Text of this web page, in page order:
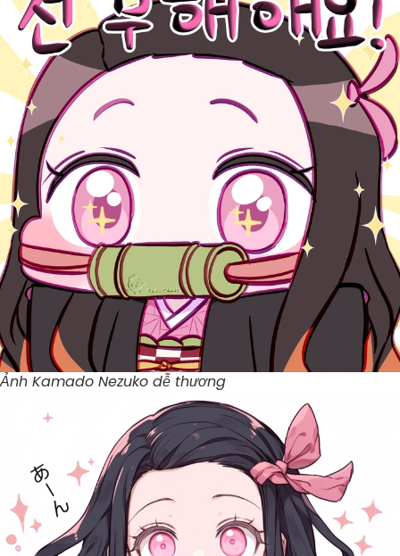
Ảnh Kamado Nezuko dễ thương